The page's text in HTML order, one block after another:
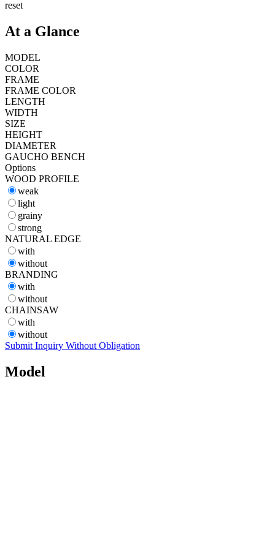
reset
At a Glance
MODEL
COLOR
FRAME
FRAME COLOR
LENGTH
WIDTH
SIZE
HEIGHT
DIAMETER
GAUCHO BENCH
Options
WOOD PROFILE
weak
light
grainy
strong
NATURAL EDGE
with
without
BRANDING
with
without
CHAINSAW
with
without
Submit Inquiry Without Obligation
Model